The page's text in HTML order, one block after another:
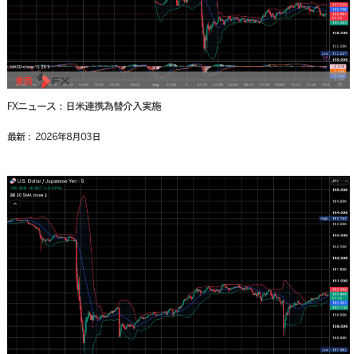
FXニュース：日米連携為替介入実施
最新： 2026年8月03日